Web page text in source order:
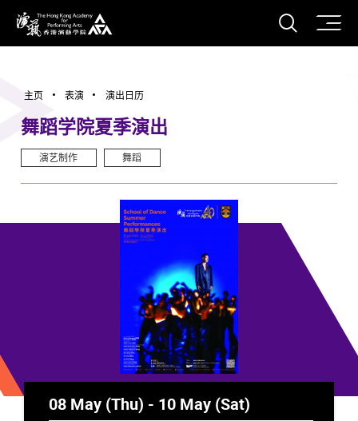
香港演艺学院
打开
主页 表演 演出日历
舞蹈学院夏季演出
演艺制作 舞蹈
08 May (Thu) - 10 May (Sat)